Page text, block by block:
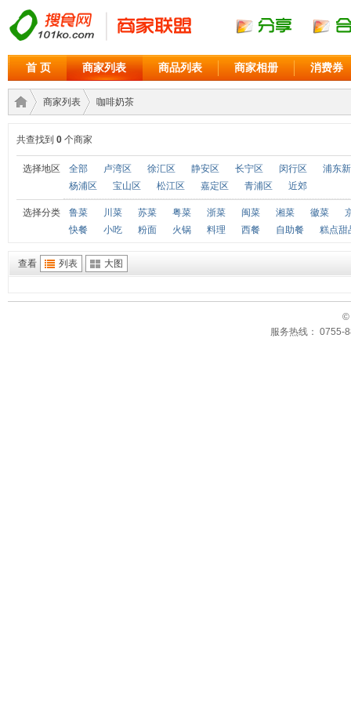
首 页 商家列表 商品列表 商家相册 消费券
商家›
商家列表
›
咖啡奶茶
共查找到 0 个商家
选择地区 全部 卢湾区 徐汇区 静安区 长宁区 闵行区
浦东
杨浦区
宝山区 松江区 嘉定区 青浦区 近郊
选择分类 鲁菜 川菜 苏菜 粤菜 浙菜 闽菜 湘菜 徽菜
快餐
小吃 粉面 火锅 料理 西餐 自助餐 糕点甜
查看 列表 大图
©
服务热线： 0755-